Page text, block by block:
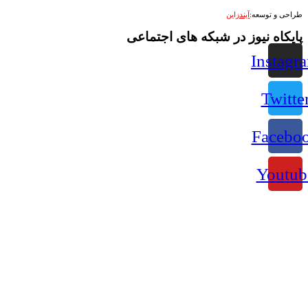
توسعه: آیندزاین
نیوز در شبکه های اجتماعی